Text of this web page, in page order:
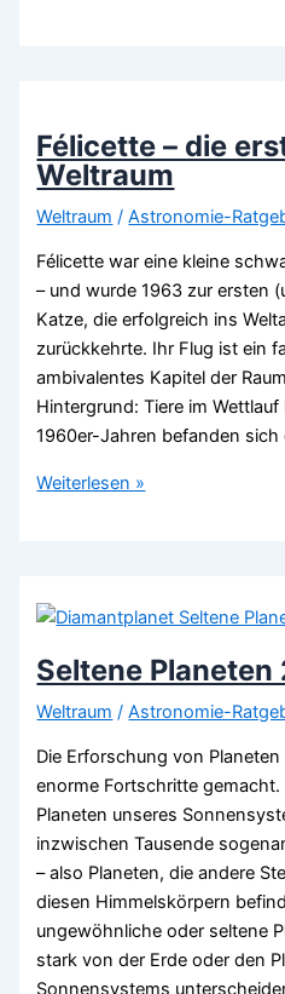
Rakete
Félicette – die
Weltraum
Weltraum /Astronomie-
Félicette war eine kleine
– und wurde 1963 zur ersten
Katze, die erfolgreich ins
zurückkehrte. Ihr Flug ist ein
ambivalentes Kapitel der
Hintergrund: Tiere im
1960er-Jahren befanden
Félicette
Katze
im
Weltraum
Weiterlesen »
Seltene Planeten
Weltraum /Astronomie-
Die Erforschung von
enorme Fortschritte
Planeten unseres
inzwischen Tausende
– also Planeten, die andere
diesen Himmelskörpern
ungewöhnliche oder seltene
stark von der Erde oder den
Sonnensystems